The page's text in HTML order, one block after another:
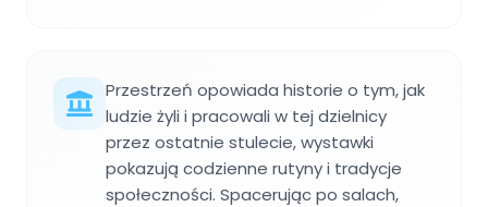
Przestrzeń opowiada historie o tym, jak
ludzie żyli i pracowali w tej dzielnicy
przez ostatnie stulecie, wystawki
pokazują codzienne rutyny i tradycje
społeczności. Spacerując po salach,